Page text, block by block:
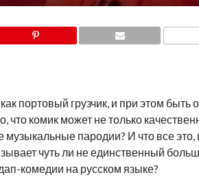
портовый грузчик, и при этом быть
комик может не только
пародии? И что все
чуть ли не единственный
комедии на русском языке?